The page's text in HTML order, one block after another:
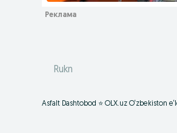
Rukn
Asfalt Dashtobod ⭐ OLX.uz O‘zbekiston